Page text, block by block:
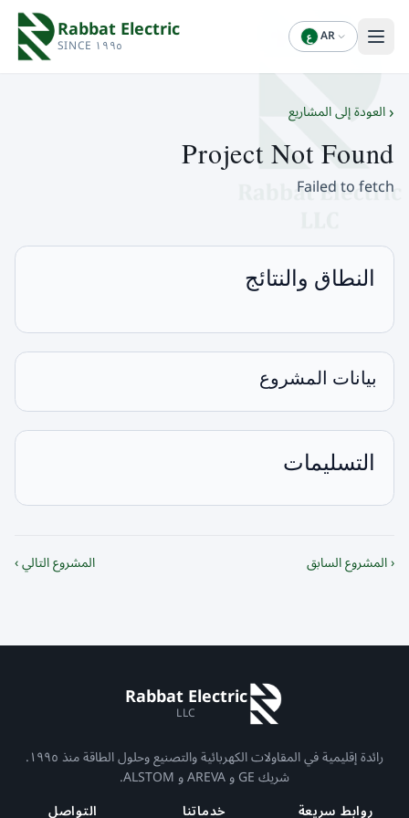
Rabbat Electric
SINCE ١٩٩٥ ع AR
‹العودة إلى المشاريع
Project Not Found
Failed to fetch
التسليمات
بيانات المشروع
النطاق والنتائج
‹ المشروع السابق المشروع التالي ›
Rabbat Electric
LLC
رائدة إقليمية في المقاولات الكهربائية والتصنيع وحلول الطاقة منذ ١٩٩٥.
شريك GE و AREVA و ALSTOM.
روابط سريعة
خدماتنا
التواصل